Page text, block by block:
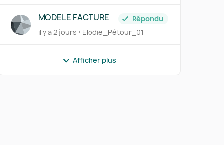
MODELE FACTURE
Répondu
il y a 2 jours
Elodie_Pétour_01
Afficher plus